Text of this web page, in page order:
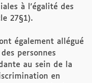
à l’égalité des
27§1).
également allégué
personnes
au sein de la
en